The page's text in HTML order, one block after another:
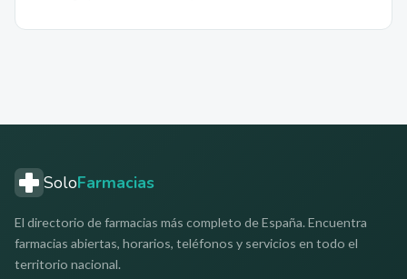
SoloFarmacias
El directorio de farmacias más completo de España. Encuentra
farmacias abiertas, horarios, teléfonos y servicios en todo el
territorio nacional.